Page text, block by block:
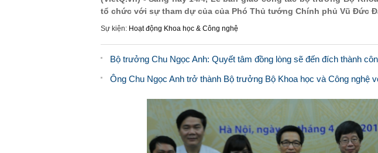
tổ chức với sự tham dự của của Phó Thủ tướng Chính phủ Vũ Đức
Sự kiện: Hoạt động Khoa học & Công nghệ
Bộ trưởng Chu Ngọc Anh: Quyết tâm đồng lòng sẽ đến đích thành
Ông Chu Ngọc Anh trở thành Bộ trưởng Bộ Khoa học và Công nghệ